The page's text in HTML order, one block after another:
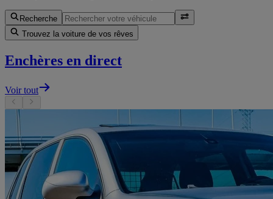
Recherche
Trouvez la voiture de vos rêves
Enchères en direct
Voir tout